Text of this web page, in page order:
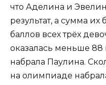
что Аделина и
результат, а сумма
баллов всех трёх
оказалась меньше 88
набрала Паулина.
на олимпиаде